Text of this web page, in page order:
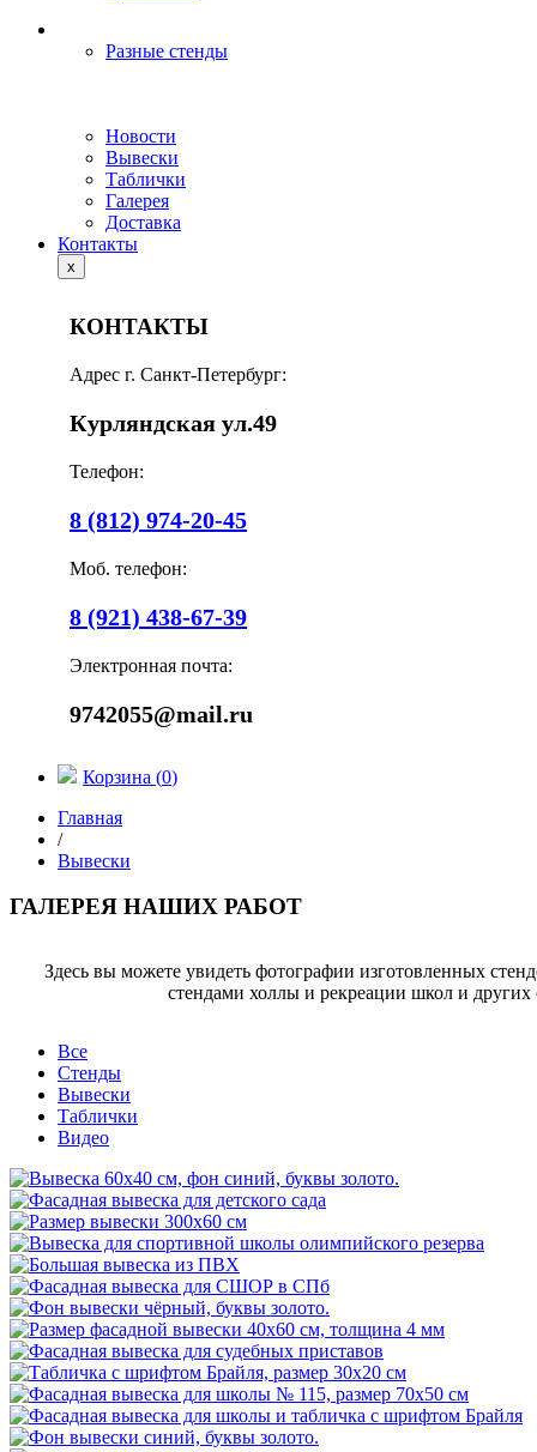
Разные стенды
Новости
Вывески
Таблички
Галерея
Доставка
Контакты
x
КОНТАКТЫ
Адрес г. Санкт-Петербург:
Курляндская ул.49
Телефон:
8 (812) 974-20-45
Моб. телефон:
8 (921) 438-67-39
Электронная почта:
9742055@mail.ru
Корзина (0)
Главная
/
Вывески
ГАЛЕРЕЯ НАШИХ РАБОТ
Здесь вы можете увидеть фотографии изготовленных
стендами холлы и рекреации школ и
Все
Стенды
Вывески
Таблички
Видео